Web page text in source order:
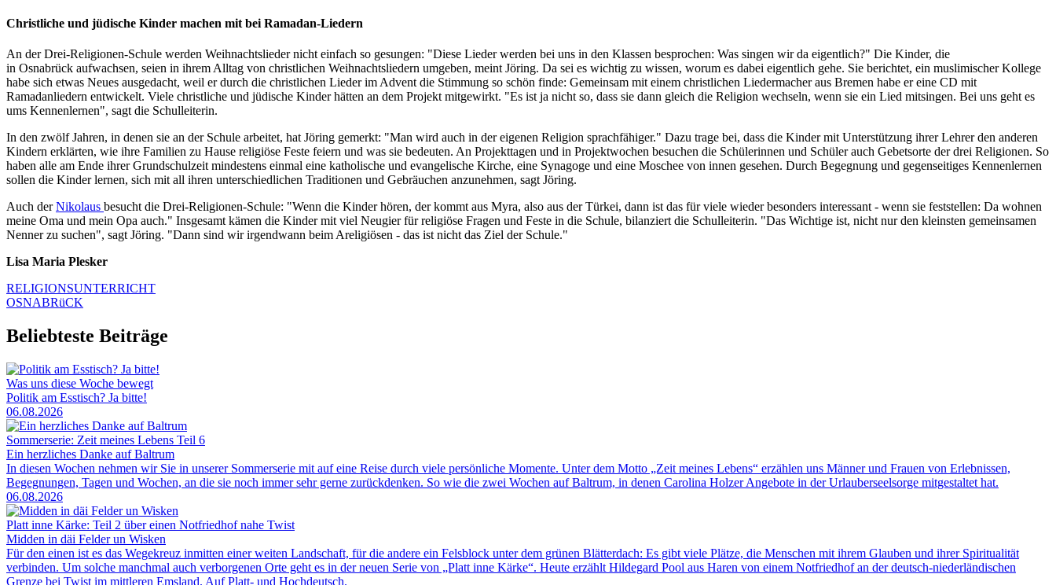
Christliche und jüdische Kinder machen mit bei Ramadan-Liedern
An der Drei-Religionen-Schule werden Weihnachtslieder nicht einfach so gesungen: "Diese Lieder werden bei uns in den Klassen besprochen: Was singen wir da eigentlich?" Die Kinder, die
in Osnabrück aufwachsen, seien in ihrem Alltag von christlichen Weihnachtsliedern umgeben, meint Jöring. Da sei es wichtig zu wissen, worum es dabei eigentlich gehe. Sie berichtet, ein muslimischer Kollege
habe sich etwas Neues ausgedacht, weil er durch die christlichen Lieder im Advent die Stimmung so schön finde: Gemeinsam mit einem christlichen Liedermacher aus Bremen habe er eine CD mit
Ramadanliedern entwickelt. Viele christliche und jüdische Kinder hätten an dem Projekt mitgewirkt. "Es ist ja nicht so, dass sie dann gleich die Religion wechseln, wenn sie ein Lied mitsingen. Bei uns geht es
ums Kennenlernen", sagt die Schulleiterin.
In den zwölf Jahren, in denen sie an der Schule arbeitet, hat Jöring gemerkt: "Man wird auch in der eigenen Religion sprachfähiger." Dazu trage bei, dass die Kinder mit Unterstützung ihrer Lehrer den anderen
Kindern erklärten, wie ihre Familien zu Hause religiöse Feste feiern und was sie bedeuten. An Projekttagen und in Projektwochen besuchen die Schülerinnen und Schüler auch Gebetsorte der drei Religionen. So
haben alle am Ende ihrer Grundschulzeit mindestens einmal eine katholische und evangelische Kirche, eine Synagoge und eine Moschee von innen gesehen. Durch Begegnung und gegenseitiges Kennenlernen
sollen die Kinder lernen, sich mit all ihren unterschiedlichen Traditionen und Gebräuchen anzunehmen, sagt Jöring.
Auch derNikolaus besucht die Drei-Religionen-Schule: "Wenn die Kinder hören, der kommt aus Myra, also aus der Türkei, dann ist das für viele wieder besonders interessant - wenn sie feststellen: Da wohnen
meine Oma und mein Opa auch." Insgesamt kämen die Kinder mit viel Neugier für religiöse Fragen und Feste in die Schule, bilanziert die Schulleiterin. "Das Wichtige ist, nicht nur den kleinsten gemeinsamen
Nenner zu suchen", sagt Jöring. "Dann sind wir irgendwann beim Areligiösen - das ist nicht das Ziel der Schule."
Lisa Maria Plesker
RELIGIONSUNTERRICHT
OSNABRüCK
Beliebteste Beiträge
Was uns diese Woche bewegt
Politik am Esstisch? Ja bitte!
06.08.2026
Sommerserie: Zeit meines Lebens Teil 6
Ein herzliches Danke auf Baltrum
In diesen Wochen nehmen wir Sie in unserer Sommerserie mit auf eine Reise durch viele persönliche Momente. Unter dem Motto „Zeit meines Lebens“ erzählen uns Männer und Frauen von Erlebnissen,
Begegnungen, Tagen und Wochen, an die sie noch immer sehr gerne zurückdenken. So wie die zwei Wochen auf Baltrum, in denen Carolina Holzer Angebote in der Urlauberseelsorge mitgestaltet hat.
06.08.2026
Platt inne Kärke: Teil 2 über einen Notfriedhof nahe Twist
Midden in däi Felder un Wisken
Für den einen ist es das Wegekreuz inmitten einer weiten Landschaft, für die andere ein Felsblock unter dem grünen Blätterdach: Es gibt viele Plätze, die Menschen mit ihrem Glauben und ihrer Spiritualität
verbinden. Um solche manchmal auch verborgenen Orte geht es in der neuen Serie von „Platt inne Kärke“. Heute erzählt Hildegard Pool aus Haren von einem Notfriedhof an der deutsch-niederländischen
Grenze bei Twist im mittleren Emsland. Auf Platt- und Hochdeutsch.